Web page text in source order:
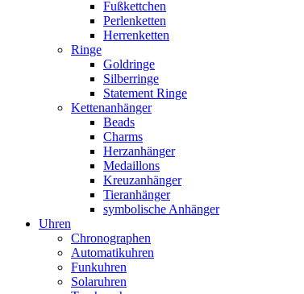
Fußkettchen
Perlenketten
Herrenketten
Ringe
Goldringe
Silberringe
Statement Ringe
Kettenanhänger
Beads
Charms
Herzanhänger
Medaillons
Kreuzanhänger
Tieranhänger
symbolische Anhänger
Uhren
Chronographen
Automatikuhren
Funkuhren
Solaruhren